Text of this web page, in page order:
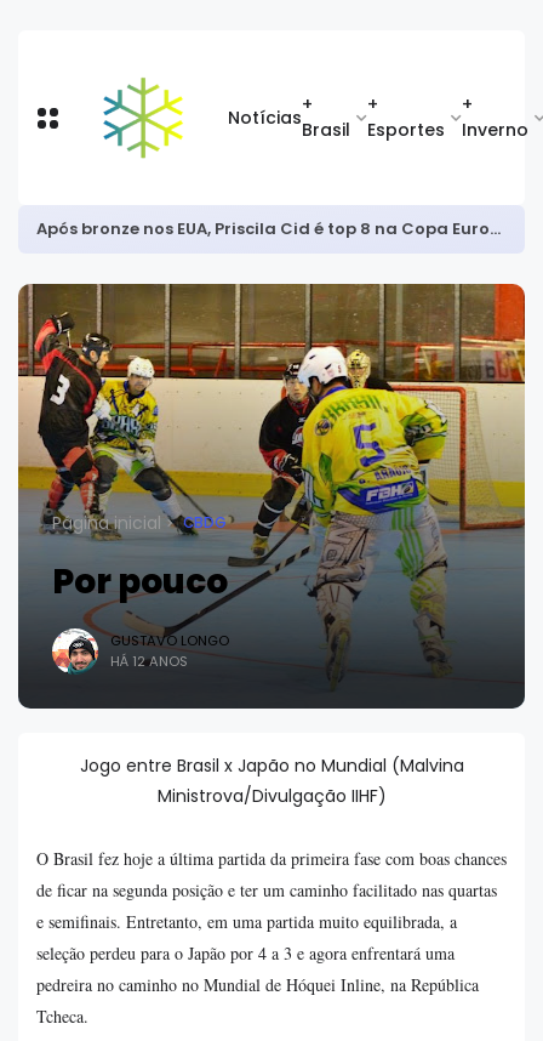
Notícias
+
Brasil
+
Esportes
+
Inverno
Após bronze nos EUA, Priscila Cid é top 8 na Copa Europeia de snowboard halfpipe
Página inicial CBDG
Por pouco
GUSTAVO LONGO
HÁ 12 ANOS
Jogo entre Brasil x Japão no Mundial (Malvina
Ministrova/Divulgação IIHF)
O Brasil fez hoje a última partida da primeira fase com boas chances
de ficar na segunda posição e ter um caminho facilitado nas quartas
e semifinais. Entretanto, em uma partida muito equilibrada, a
seleção perdeu para o Japão por 4 a 3 e agora enfrentará uma
pedreira no caminho no Mundial de Hóquei Inline, na República
Tcheca.